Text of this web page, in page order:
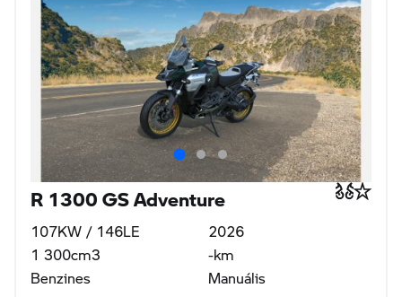
R 1300 GS Adventure
107KW / 146LE
1 300cm3
Benzines
2026
-km
Manuális